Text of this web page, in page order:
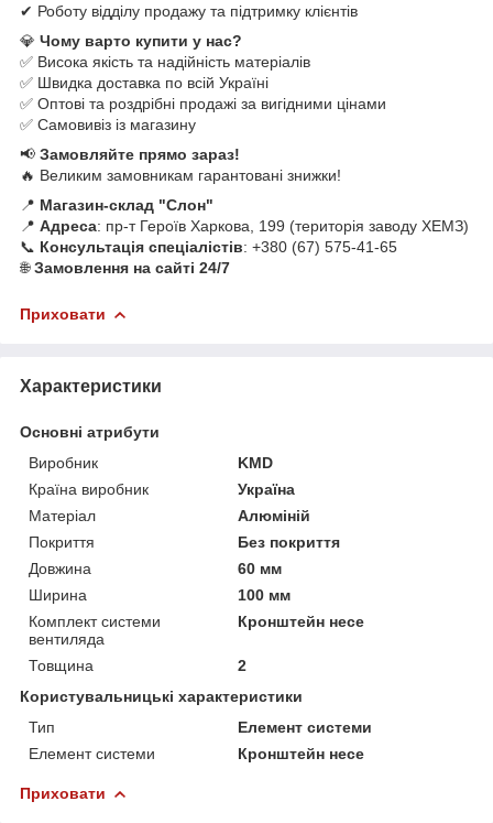
✔ Роботу відділу продажу та підтримку клієнтів
💎 Чому варто купити у нас?
✅ Висока якість та надійність матеріалів
✅ Швидка доставка по всій Україні
✅ Оптові та роздрібні продажі за вигідними цінами
✅ Самовивіз із магазину
📢 Замовляйте прямо зараз!
🔥 Великим замовникам гарантовані знижки!
📍 Магазин-склад "Слон"
📍 Адреса: пр-т Героїв Харкова, 199 (територія заводу ХЕМЗ)
📞 Консультація спеціалістів: +380 (67) 575-41-65
🌐Замовлення на сайті 24/7
Приховати
Характеристики
Основні атрибути
Виробник
KMD
Країна виробник
Україна
Матеріал
Алюміній
Покриття
Без покриття
Довжина
60 мм
Ширина
100 мм
Комплект системи
вентиляда
Кронштейн несе
Товщина
2
Користувальницькі характеристики
Тип
Елемент системи
Елемент системи
Кронштейн несе
Приховати